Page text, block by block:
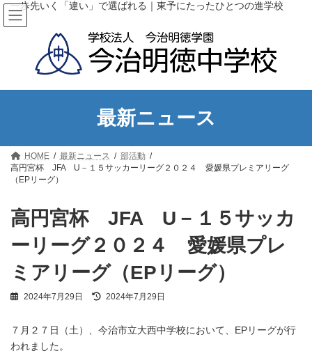
コ
ン
テ
キ
ナ
ビ
ゲ
に
一歩先いく「違い」で選ばれる｜東予にたったひとつの進学校
最新ニュース
HOME 最新ニュース
部活動
高円宮杯 JFA U－１５サッカーリーグ２０２４ 愛媛県プレミアリーグ
（EPリーグ）
高円宮杯 JFA U－１５サッカ
ーリーグ２０２４ 愛媛県プレ
ミアリーグ（EPリーグ）
2024年7月29日
最
新
2024年7月29日
７月２７日（土）、今治市立大西中学校において、EPリーグが行
われました。